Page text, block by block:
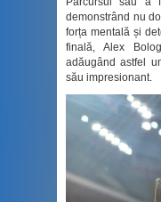
demonstrând nu
forța mentală și
finală, Alex
adăugând astfel
său impresionant.